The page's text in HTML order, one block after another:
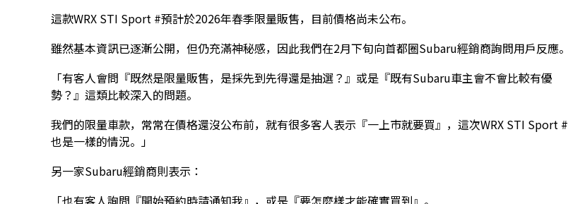
這款WRX STI Sport #預計於2026年春季限量販售，目前價格尚未公布。
雖然基本資訊已逐漸公開，但仍充滿神秘感，因此我們在2月下旬向首都圈Subaru經銷商詢問用戶反應。
「有客人會問『既然是限量販售，是採先到先得還是抽選？』或是『既有Subaru車主會不會比較有優
勢？』這類比較深入的問題。
我們的限量車款，常常在價格還沒公布前，就有很多客人表示『一上市就要買』，這次WRX STI Sport #
也是一樣的情況。」
另一家Subaru經銷商則表示：
「也有客人詢問『開始預約時請通知我』，或是『要怎麼樣才能確實買到』。